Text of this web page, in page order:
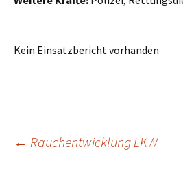
Kein Einsatzbericht vorhanden
← Rauchentwicklung LKW